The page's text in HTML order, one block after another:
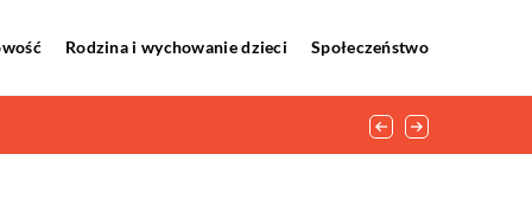
Rodzina i wychowanie dzieci Społeczeństwo